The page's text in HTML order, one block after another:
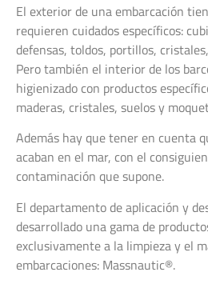
El exterior de una embarcación
requieren cuidados específicos:
defensas, toldos, portillos,
Pero también el interior de los
higienizado con productos
maderas, cristales, suelos y
Además hay que tener en cuenta
acaban en el mar, con el
contaminación que supone.
El departamento de aplicación y
desarrollado una gama de
exclusivamente a la limpieza y el
embarcaciones: Massnautic®.